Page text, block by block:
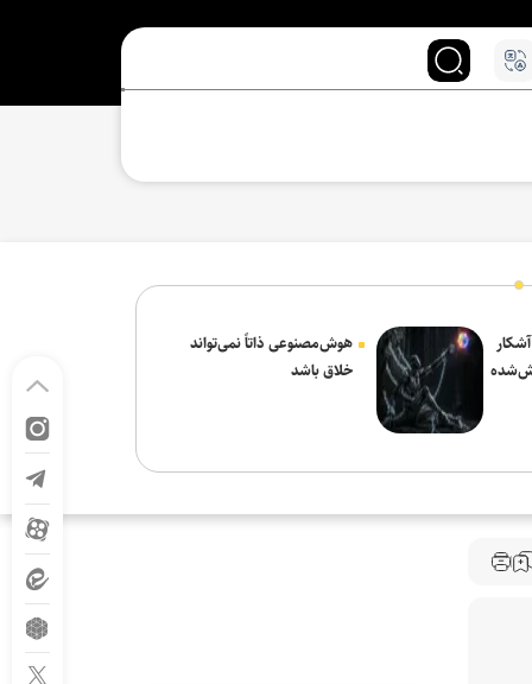
هوش‌مصنوعی ذاتاً نمی‌تواند
خلاق باشد